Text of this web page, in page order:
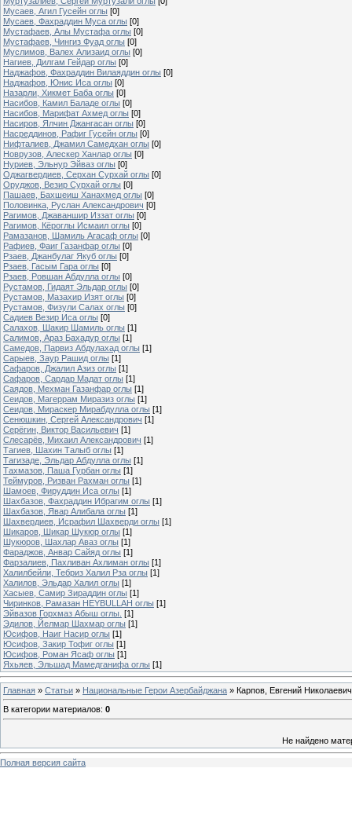
Мусаев, Агил Гусейн оглы [0]
Мусаев, Фахраддин Муса оглы [0]
Мустафаев, Алы Мустафа оглы [0]
Мустафаев, Чингиз Фуад оглы [0]
Муслимов, Валех Ализаид оглы [0]
Нагиев, Дилгам Гейдар оглы [0]
Наджафов, Фахраддин Вилаяддин оглы [0]
Наджафов, Юнис Иса оглы [0]
Назарли, Хикмет Баба оглы [0]
Насибов, Камил Баладе оглы [0]
Насибов, Марифат Ахмед оглы [0]
Насиров, Ялчин Джангасан оглы [0]
Насреддинов, Рафиг Гусейн оглы [0]
Нифталиев, Джамил Самедхан оглы [0]
Новрузов, Алескер Ханлар оглы [0]
Нуриев, Эльнур Эйваз оглы [0]
Оджагвердиев, Серхан Сурхай оглы [0]
Оруджов, Везир Сурхай оглы [0]
Пашаев, Бахшеиш Ханахмед оглы [0]
Половинка, Руслан Александрович [0]
Рагимов, Джаваншир Иззат оглы [0]
Рагимов, Кёроглы Исмаил оглы [0]
Рамазанов, Шамиль Агасаф оглы [0]
Рафиев, Фаиг Газанфар оглы [0]
Рзаев, Джанбулаг Якуб оглы [0]
Рзаев, Гасым Гара оглы [0]
Рзаев, Ровшан Абдулла оглы [0]
Рустамов, Гидаят Эльдар оглы [0]
Рустамов, Мазахир Изят оглы [0]
Рустамов, Физули Салах оглы [0]
Садиев Везир Иса оглы [0]
Салахов, Шакир Шамиль оглы [1]
Салимов, Араз Бахадур оглы [1]
Самедов, Парвиз Абдулахад оглы [1]
Сарыев, Заур Рашид оглы [1]
Сафаров, Джалил Азиз оглы [1]
Сафаров, Сардар Мадат оглы [1]
Саядов, Мехман Газанфар оглы [1]
Сеидов, Магеррам Миразиз оглы [1]
Сеидов, Мираскер Мирабдулла оглы [1]
Сенюшкин, Сергей Александрович [1]
Серёгин, Виктор Васильевич [1]
Слесарёв, Михаил Александрович [1]
Тагиев, Шахин Талыб оглы [1]
Тагизаде, Эльдар Абдулла оглы [1]
Тахмазов, Паша Гурбан оглы [1]
Теймуров, Ризван Рахман оглы [1]
Шамоев, Фируддин Иса оглы [1]
Шахбазов, Фахраддин Ибрагим оглы [1]
Шахбазов, Явар Алибала оглы [1]
Шахвердиев, Исрафил Шахверди оглы [1]
Шикаров, Шикар Шукюр оглы [1]
Шукюров, Шахлар Аваз оглы [1]
Фараджов, Анвар Cайяд оглы [1]
Фарзалиев, Пахливан Ахлиман оглы [1]
Халилбейли, Тебриз Халил Рза оглы [1]
Халилов, Эльдар Халил оглы [1]
Хасыев, Самир Зираддин оглы [1]
Чиринков, Рамазан HEYBULLAH оглы [1]
Эйвазов Горхмаз Абыш оглы. [1]
Эдилов, Йелмар Шахмар оглы [1]
Юсифов, Наиг Насир оглы [1]
Юсифов, Закир Тофиг оглы [1]
Юсифов, Роман Ясаф оглы [1]
Яхьяев, Эльшад Мамедганифа оглы [1]
Главная » Статьи » Национальные Герои Азербайджана » Карпов, Евгений Николаевич
В категории материалов: 0
Не найдено
Полная версия сайта